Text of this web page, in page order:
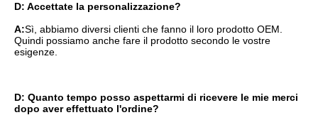
D: Accettate la personalizzazione?
A:Sì, abbiamo diversi clienti che fanno il loro prodotto OEM.
Quindi possiamo anche fare il prodotto secondo le vostre
esigenze.
D: Quanto tempo posso aspettarmi di ricevere le mie merci
dopo aver effettuato l'ordine?